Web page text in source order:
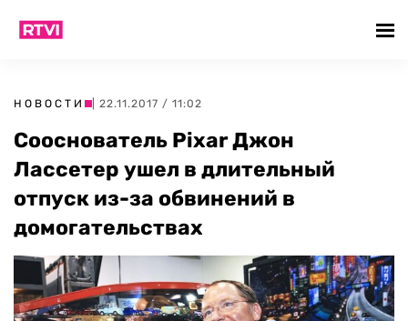
НОВОСТИ | 22.11.2017 / 11:02
Сооснователь Pixar Джон
Лассетер ушел в длительный
отпуск из-за обвинений в
домогательствах